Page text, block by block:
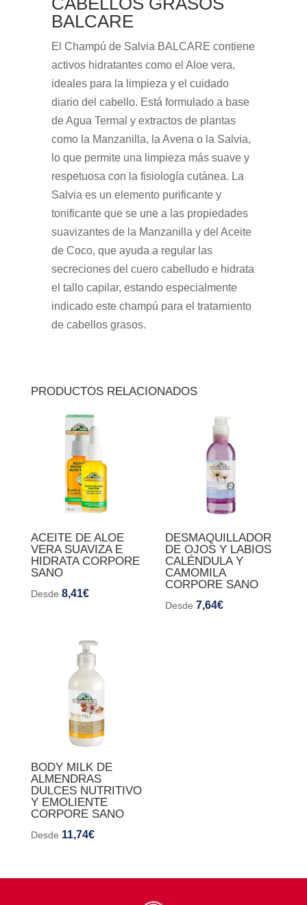
BALCARE
El Champú de Salvia BALCARE contiene
activos hidratantes como el Aloe vera,
ideales para la limpieza y el cuidado
diario del cabello. Está formulado a base
de Agua Termal y extractos de plantas
como la Manzanilla, la Avena o la Salvia,
lo que permite una limpieza más suave y
respetuosa con la fisiología cutánea. La
Salvia es un elemento purificante y
tonificante que se une a las propiedades
suavizantes de la Manzanilla y del Aceite
de Coco, que ayuda a regular las
secreciones del cuero cabelludo e hidrata
el tallo capilar, estando especialmente
indicado este champú para el tratamiento
de cabellos grasos.
PRODUCTOS RELACIONADOS
ACEITE DE ALOE
VERA SUAVIZA E
HIDRATA CORPORE
SANO
Desde 8,41€
DESMAQUILLADOR
DE OJOS Y LABIOS
CALÉNDULA Y
CAMOMILA
CORPORE SANO
Desde7,64€
BODY MILK DE
ALMENDRAS
DULCES NUTRITIVO
Y EMOLIENTE
CORPORE SANO
Desde 11,74€